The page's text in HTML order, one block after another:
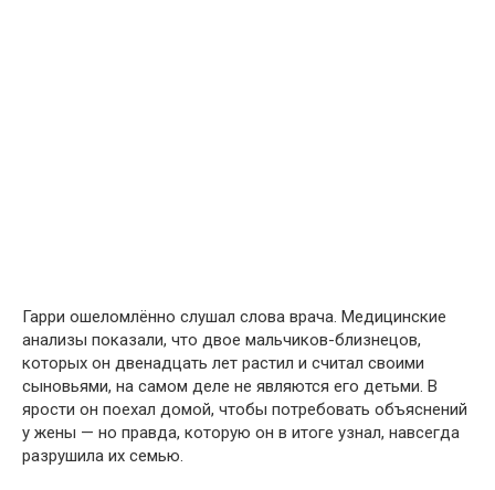
Гарри ошеломлённо слушал слова врача. Медицинские
анализы показали, что двое мальчиков-близнецов,
которых он двенадцать лет растил и считал своими
сыновьями, на самом деле не являются его детьми. В
ярости он поехал домой, чтобы потребовать объяснений
у жены — но правда, которую он в итоге узнал, навсегда
разрушила их семью.